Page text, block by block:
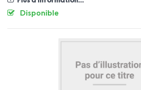
Disponible